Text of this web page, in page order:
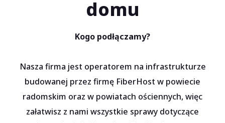
domu
Kogo podłączamy?
Nasza firma jest operatorem na infrastrukturze
budowanej przez firmę FiberHost w powiecie
radomskim oraz w powiatach ościennych, więc
załatwisz z nami wszystkie sprawy dotyczące